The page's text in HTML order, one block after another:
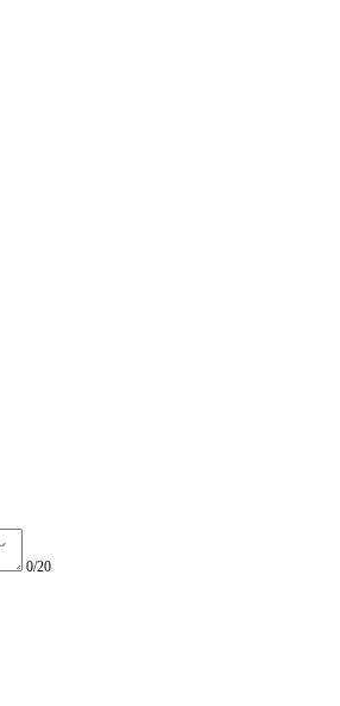
0/20